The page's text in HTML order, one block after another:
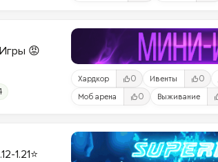
😡
Хардкор 0 Ивенты 0
Моб арена 0 Выживание
1.21⭐